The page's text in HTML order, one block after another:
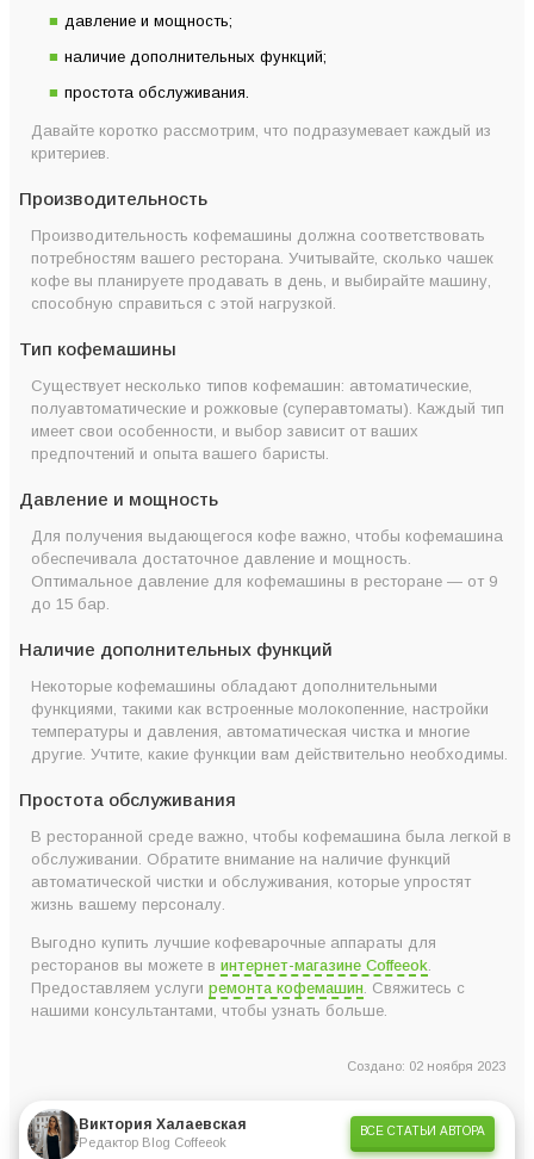
Кофемашина Jura X8
Кофемашина Jura S8
давление и мощность;
наличие дополнительных функций;
простота обслуживания.
Давайте коротко рассмотрим, что подразумевает каждый из
критериев.
Производительность
Производительность кофемашины должна соответствовать
потребностям вашего ресторана. Учитывайте, сколько чашек
кофе вы планируете продавать в день, и выбирайте машину,
способную справиться с этой нагрузкой.
Тип кофемашины
Существует несколько типов кофемашин: автоматические,
полуавтоматические и рожковые (суперавтоматы). Каждый тип
имеет свои особенности, и выбор зависит от ваших
предпочтений и опыта вашего баристы.
Давление и мощность
Для получения выдающегося кофе важно, чтобы кофемашина
обеспечивала достаточное давление и мощность.
Оптимальное давление для кофемашины в ресторане — от 9
до 15 бар.
Наличие дополнительных функций
Некоторые кофемашины обладают дополнительными
функциями, такими как встроенные молокопенние, настройки
температуры и давления, автоматическая чистка и многие
другие. Учтите, какие функции вам действительно необходимы.
Простота обслуживания
В ресторанной среде важно, чтобы кофемашина была легкой в
обслуживании. Обратите внимание на наличие функций
автоматической чистки и обслуживания, которые упростят
жизнь вашему персоналу.
Выгодно купить лучшие кофеварочные аппараты для
ресторанов вы можете в интернет-магазине Coffeeok
Предоставляем услуги ремонта кофемашин . Свяжитесь с
нашими консультантами, чтобы узнать больше.
Создано: 02 ноября 2023
Виктория Халаевская
Редактор Blog Coffeeok
ВСЕ СТАТЬИ АВТОРА